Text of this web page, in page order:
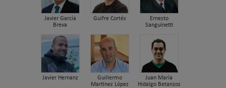
Javier García
Breva
Guifre Cortés
Ernesto
Sanguinetti
Javier Hernanz
Guillermo
Martínez López
Juan María
Hidalgo Betanzos